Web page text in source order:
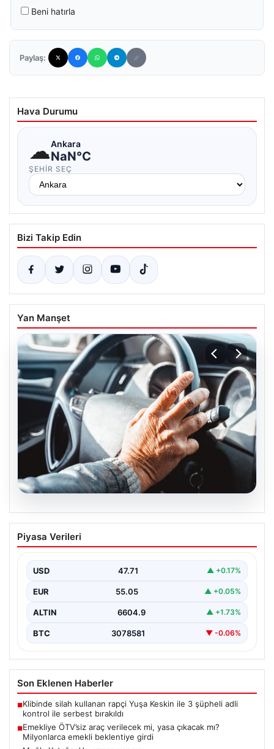
Beni hatırla
Paylaş:
Hava Durumu
☁Ankara
NaN°C
ŞEHIR SEÇ
Bizi Takip Edin
Yan Manşet
Emekliye ÖTV’siz araç verilecek mi,
yasa çıkacak mı? Milyonlarca emekli
Piyasa Verileri
USD 47.71 ▲ +0.17%
EUR 55.05 ▲ +0.05%
ALTIN 6604.9 ▲ +1.73%
BTC 3078581 ▼ -0.06%
Son Eklenen Haberler
■Klibinde silah kullanan rapçi Yuşa Keskin ile 3 şüpheli adli
kontrol ile serbest bırakıldı
■Emekliye ÖTV’siz araç verilecek mi, yasa çıkacak mı?
Milyonlarca emekli beklentiye girdi